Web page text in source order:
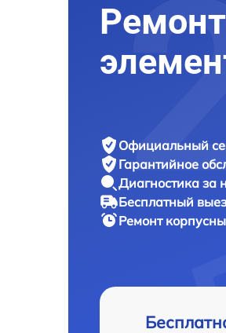
Официальный
Гарантийное
Диагностика за
Бесплатный
Ремонт